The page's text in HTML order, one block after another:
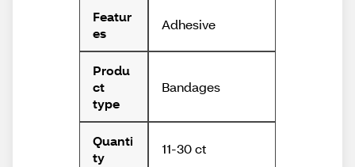
Featur
es
Adhesive
Produ
ct
type
Bandages
Quanti
ty
11-30 ct